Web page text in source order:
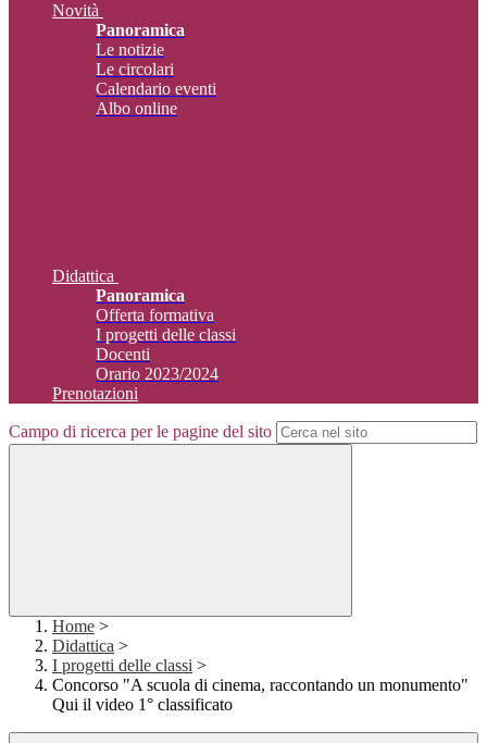
Novità
Panoramica
Le notizie
Le circolari
Calendario eventi
Albo online
Didattica
Panoramica
Offerta formativa
I progetti delle classi
Docenti
Orario 2023/2024
Prenotazioni
Campo di ricerca per le pagine del sito
Home >
Didattica >
I progetti delle classi >
Concorso "A scuola di cinema, raccontando un monumento"
Qui il video 1° classificato